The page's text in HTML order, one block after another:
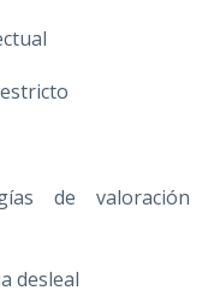
de valoración
desleal